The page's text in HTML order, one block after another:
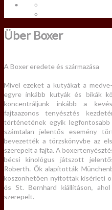
Über Boxer
A Boxer eredete és származása
Mivel ezeket a kutyákat a
egyre inkább kutyák és bikák
koncentráljunk inkább a
fajtaazonos tenyésztés
történetének egyik legfontosabb
számtalan jelentős esemény
bevezették a törzskönyvbe az
szerepelt a fajta. A
bécsi kinológus játszott
Roberth. Ők alapították
köszönhetően nyitottak kísérleti
ös St. Bernhard kiállításon,
szerepelt.